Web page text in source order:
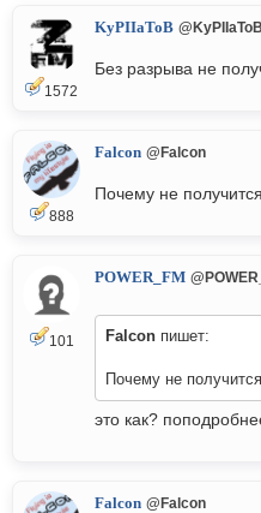
1572
KyPIIaToB @KyPIIaToB
Без разрыва не
888
Falcon @Falcon
Почему не
101
POWER_FM
Falcon пишет:
Почему не
это как?
Falcon @Falcon